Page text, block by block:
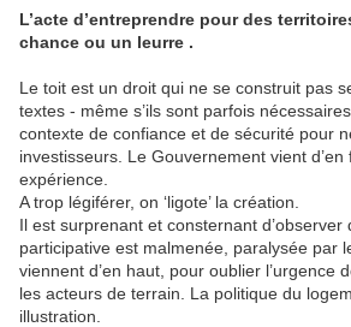
L’acte d’entreprendre pour des
chance ou un leurre .
Le toit est un droit qui ne se construit pas
textes - même s’ils sont parfois
contexte de confiance et de sécurité pour
investisseurs. Le Gouvernement vient d’en
expérience.
A trop légiférer, on ‘ligote’ la création.
Il est surprenant et consternant d’observer
participative est malmenée, paralysée par
viennent d’en haut, pour oublier l’urgence
les acteurs de terrain. La politique du
illustration.